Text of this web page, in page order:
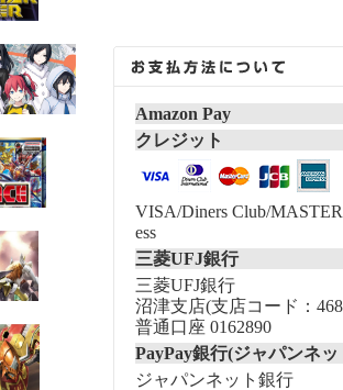
Amazon Pay
クレジット
VISA/Diners Club/
ess
三菱UFJ銀行
三菱UFJ銀行
沼津支店(支店コード：
普通口座 0162890
PayPay銀行(ジャパンネ
ジャパンネット銀行